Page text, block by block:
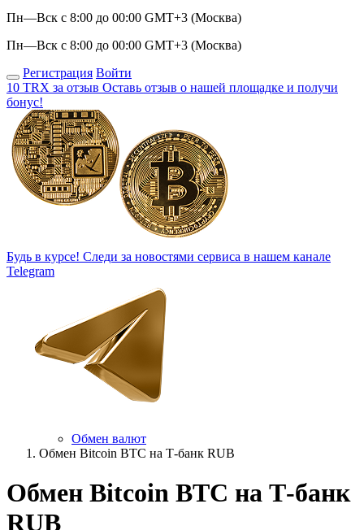
Пн—Вск с 8:00 до 00:00 GMT+3 (Москва)
Пн—Вск с 8:00 до 00:00 GMT+3 (Москва)
Регистрация Войти
10 TRX за отзыв Оставь отзыв о нашей площадке и получи
бонус!
Будь в курсе! Следи за новостями сервиса в нашем канале
Telegram
Обмен валют
Обмен Bitcoin BTC на Т-банк RUB
Обмен Bitcoin BTC на Т-банк
RUB